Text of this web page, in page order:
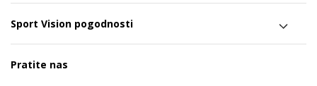
Sport Vision pogodnosti
Pratite nas